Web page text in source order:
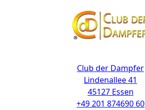
Club der Dampfer
Lindenallee 41
45127 Essen
+49 201 874690 60